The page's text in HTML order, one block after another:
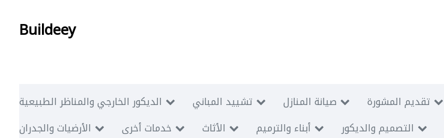
Buildeey
الديكور الخارجي والمناظر الطبيعية تشييد المباني صيانة المنازل تقديم المشورة
الأرضيات والجدران
خدمات أخرى الأثاث أبناء والترميم التصميم والديكور